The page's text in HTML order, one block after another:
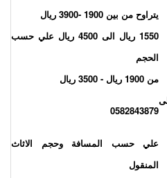
يتراوح من بين 1900 -3900 ريال
1550 ريال الى 4500 ريال علي حسب
الحجم
من 1900 ريال - 3500 ريال
0582843879
علي حسب المسافة وحجم الاثاث
المنقول